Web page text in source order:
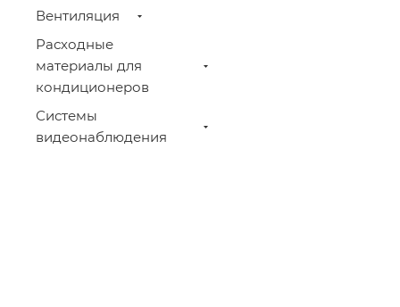
Вентиляция
Расходные
материалы для
кондиционеров
Системы
видеонаблюдения